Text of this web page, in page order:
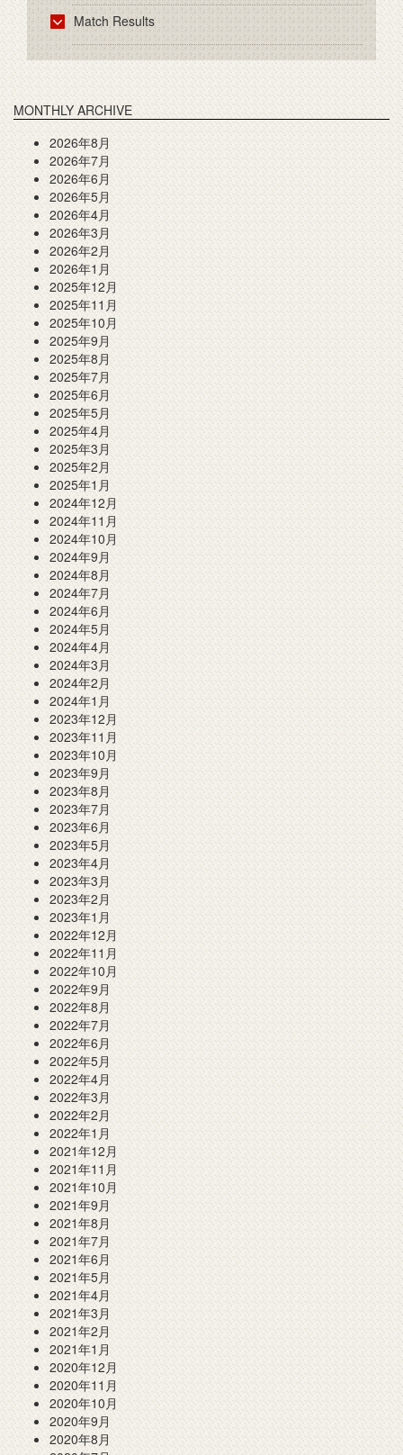
Match Results
MONTHLY ARCHIVE
2026年8月
2026年7月
2026年6月
2026年5月
2026年4月
2026年3月
2026年2月
2026年1月
2025年12月
2025年11月
2025年10月
2025年9月
2025年8月
2025年7月
2025年6月
2025年5月
2025年4月
2025年3月
2025年2月
2025年1月
2024年12月
2024年11月
2024年10月
2024年9月
2024年8月
2024年7月
2024年6月
2024年5月
2024年4月
2024年3月
2024年2月
2024年1月
2023年12月
2023年11月
2023年10月
2023年9月
2023年8月
2023年7月
2023年6月
2023年5月
2023年4月
2023年3月
2023年2月
2023年1月
2022年12月
2022年11月
2022年10月
2022年9月
2022年8月
2022年7月
2022年6月
2022年5月
2022年4月
2022年3月
2022年2月
2022年1月
2021年12月
2021年11月
2021年10月
2021年9月
2021年8月
2021年7月
2021年6月
2021年5月
2021年4月
2021年3月
2021年2月
2021年1月
2020年12月
2020年11月
2020年10月
2020年9月
2020年8月